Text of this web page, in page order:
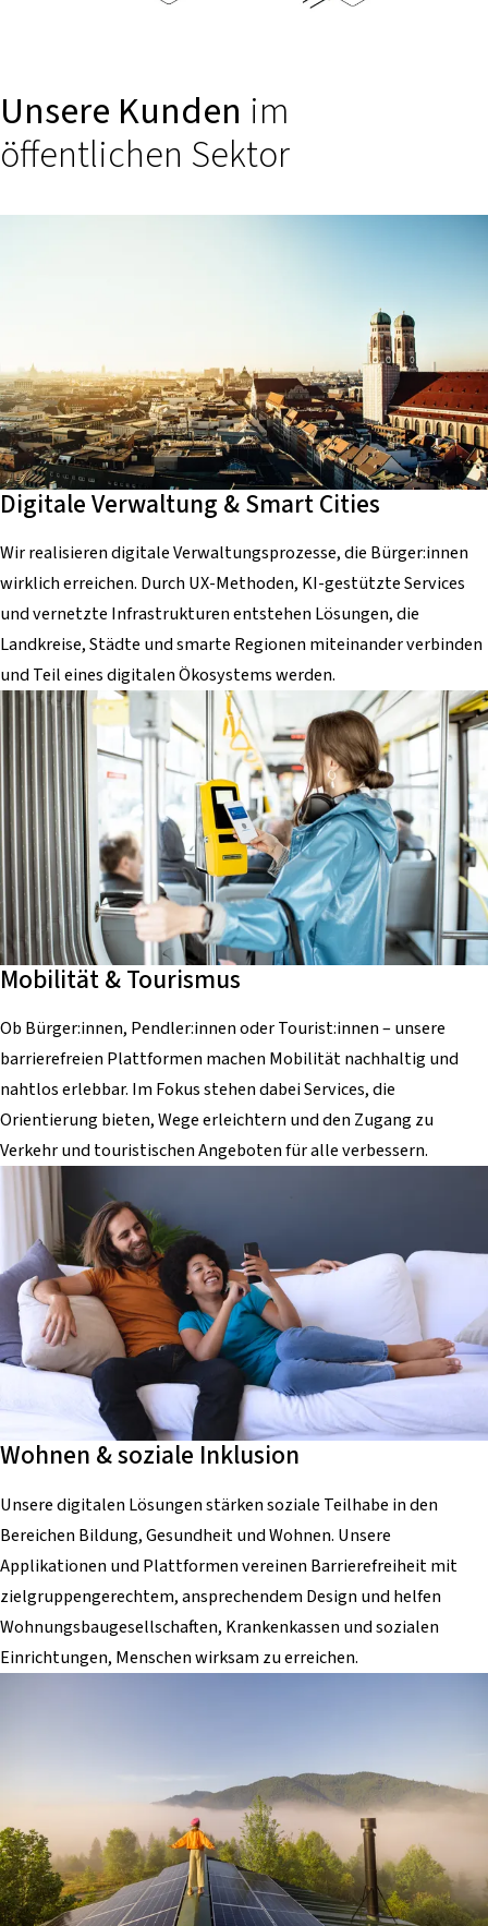
Unsere Kunden im
öffentlichen Sektor
Digitale Verwaltung & Smart Cities
Wir realisieren digitale Verwaltungsprozesse, die Bürger:innen
wirklich erreichen. Durch UX-Methoden, KI-gestützte Services
und vernetzte Infrastrukturen entstehen Lösungen, die
Landkreise, Städte und smarte Regionen miteinander verbinden
und Teil eines digitalen Ökosystems werden.
Mobilität & Tourismus
Ob Bürger:innen, Pendler:innen oder Tourist:innen – unsere
barrierefreien Plattformen machen Mobilität nachhaltig und
nahtlos erlebbar. Im Fokus stehen dabei Services, die
Orientierung bieten, Wege erleichtern und den Zugang zu
Verkehr und touristischen Angeboten für alle verbessern.
Wohnen & soziale Inklusion
Unsere digitalen Lösungen stärken soziale Teilhabe in den
Bereichen Bildung, Gesundheit und Wohnen. Unsere
Applikationen und Plattformen vereinen Barrierefreiheit mit
zielgruppengerechtem, ansprechendem Design und helfen
Wohnungsbaugesellschaften, Krankenkassen und sozialen
Einrichtungen, Menschen wirksam zu erreichen.